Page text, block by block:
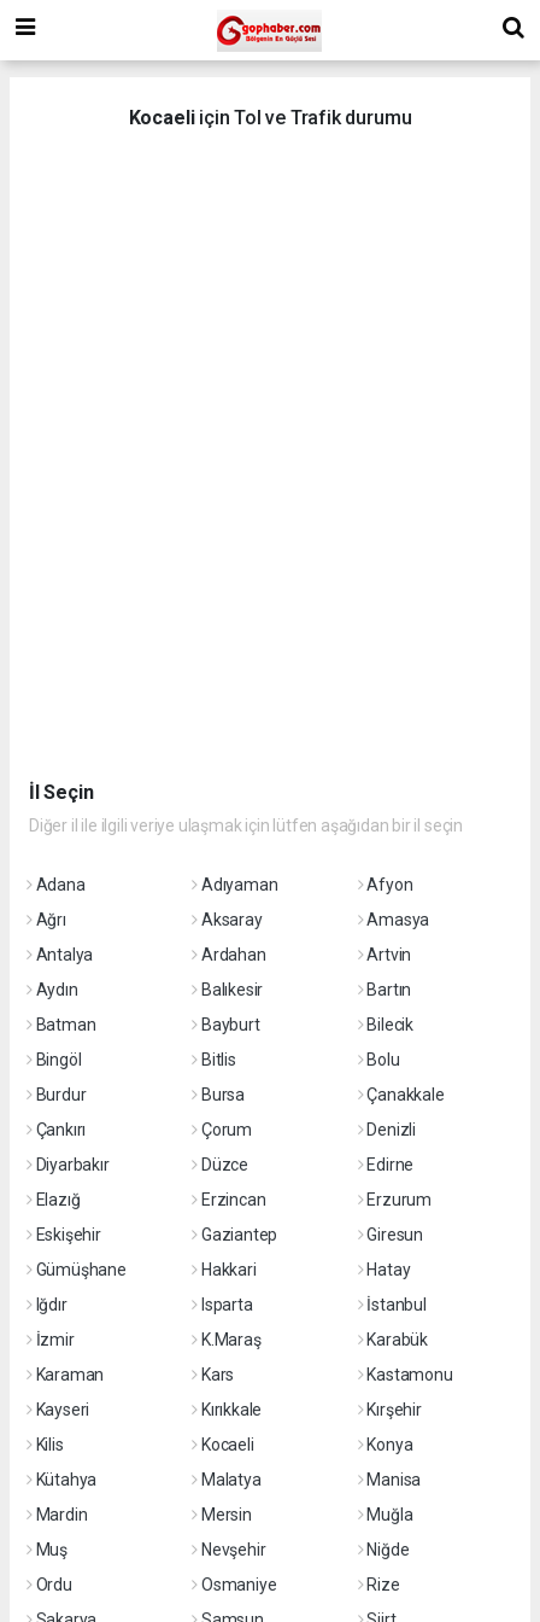
Kocaeli için Tol ve Trafik durumu
İl Seçin
Diğer il ile ilgili veriye ulaşmak için lütfen aşağıdan bir il seçin
Adana Adıyaman
Afyon
Ağrı
Aksaray
Amasya
Antalya
Ardahan
Artvin
Aydın
Balıkesir
Bartın
Batman
Bayburt
Bilecik
Bingöl
Bitlis
Bolu
Burdur
Bursa
Çanakkale
Çankırı
Çorum
Denizli
Diyarbakır
Düzce
Edirne
Elazığ
Erzincan
Erzurum
Eskişehir
Gaziantep
Giresun
Gümüşhane
Hakkari
Hatay
Iğdır
Isparta
İstanbul
İzmir
K.Maraş
Karabük
Karaman
Kars
Kastamonu
Kayseri
Kırıkkale
Kırşehir
Kilis
Kocaeli
Konya
Kütahya
Malatya
Manisa
Mardin
Mersin
Muğla
Muş
Nevşehir
Niğde
Ordu
Osmaniye
Rize